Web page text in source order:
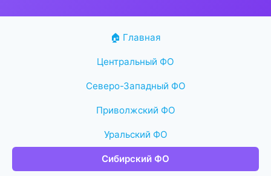
🏠 Главная
Центральный ФО
Северо-Западный ФО
Приволжский ФО
Уральский ФО
Сибирский ФО